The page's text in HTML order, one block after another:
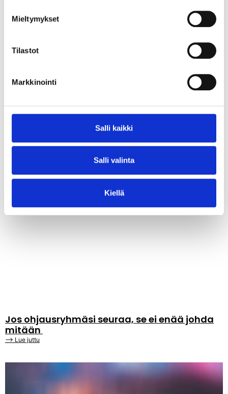
Mieltymykset
Tilastot
Markkinointi
Salli kaikki
Salli valinta
Kiellä
agentti vaan paras orkestrointi
Jos ohjausryhmäsi seuraa, se ei enää johda
mitään
⟶ Lue juttu